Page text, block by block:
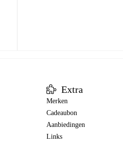
Extra
Merken
Cadeaubon
Aanbiedingen
Links